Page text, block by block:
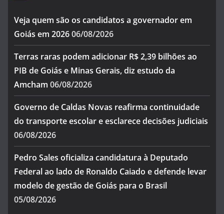
Veja quem são os candidatos a governador em
Goiás em 202606/08/2026
Terras raras podem adicionar R$ 2,39 bilhões ao
PIB de Goiás e Minas Gerais, diz estudo da
Amcham 06/08/2026
Governo de Caldas Novas reafirma continuidade
do transporte escolar e esclarece decisões judiciais
06/08/2026
Pedro Sales oficializa candidatura à Deputado
Federal ao lado de Ronaldo Caiado e defende levar
modelo de gestão de Goiás para o Brasil
05/08/2026